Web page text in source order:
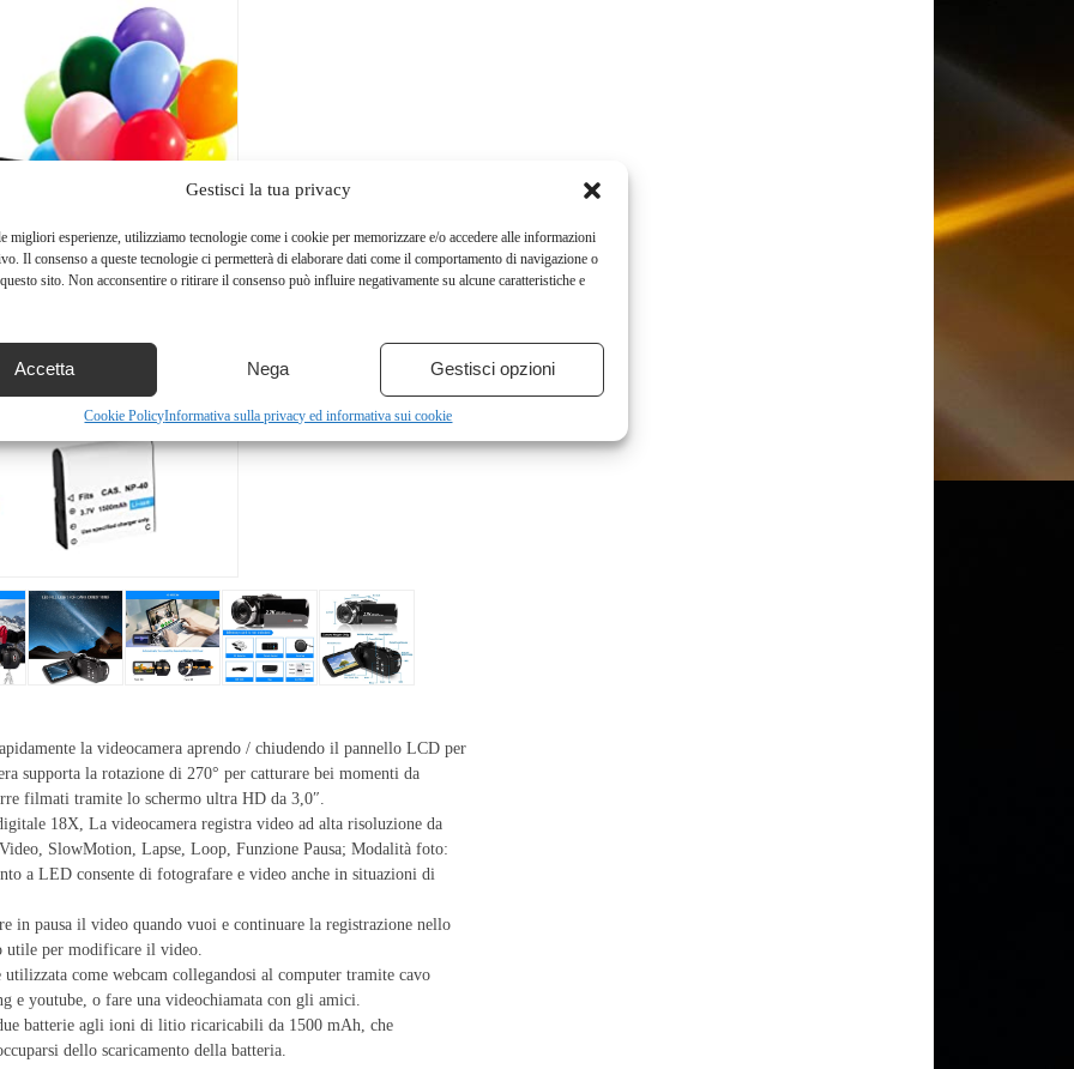
Gestisci la tua privacy
migliori esperienze, utilizziamo tecnologie come i cookie per memorizzare e/o accedere alle informazioni
Il consenso a queste tecnologie ci permetterà di elaborare dati come il comportamento di navigazione o
sito. Non acconsentire o ritirare il consenso può influire negativamente su alcune caratteristiche e
Accetta Nega Gestisci opzioni
Cookie PolicyInformativa sulla privacy ed informativa sui cookie
la videocamera aprendo / chiudendo il pannello LCD per
supporta la rotazione di 270° per catturare bei momenti da
filmati tramite lo schermo ultra HD da 3,0″.
18X, La videocamera registra video ad alta risoluzione da
SlowMotion, Lapse, Loop, Funzione Pausa; Modalità foto:
a LED consente di fotografare e video anche in situazioni di
in pausa il video quando vuoi e continuare la registrazione nello
utile per modificare il video.
come webcam collegandosi al computer tramite cavo
e youtube, o fare una videochiamata con gli amici.
batterie agli ioni di litio ricaricabili da 1500 mAh, che
dello scaricamento della batteria.